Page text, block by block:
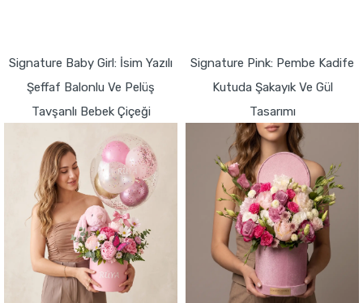
Signature Baby Girl: İsim Yazılı
Şeffaf Balonlu Ve Pelüş
Tavşanlı Bebek Çiçeği
Signature Pink: Pembe Kadife
Kutuda Şakayık Ve Gül
Tasarımı